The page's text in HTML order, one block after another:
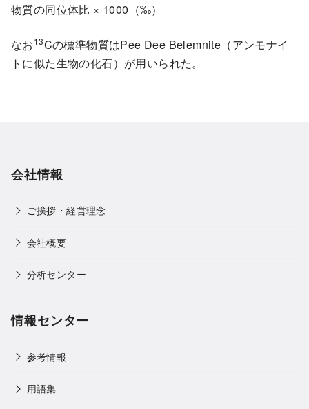
物質の同位体比 × 1000（‰）
なお13Cの標準物質はPee Dee Belemnite（アンモナイ
トに似た生物の化石）が用いられた。
会社情報
ご挨拶・経営理念
会社概要
分析センター
情報センター
参考情報
用語集